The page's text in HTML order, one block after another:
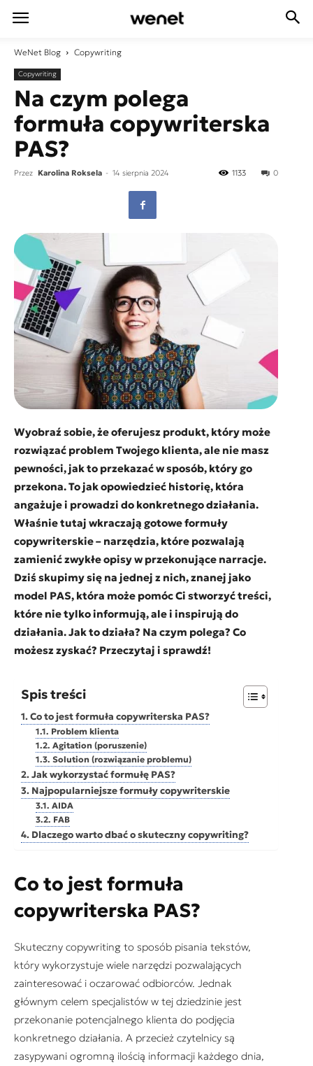
WeNet Blog Copywriting
Copywriting
Na czym polega
formuła copywriterska
PAS?
Przez Karolina Roksela - 14 sierpnia 2024 0
1133
Wyobraź sobie, że oferujesz produkt, który może
rozwiązać problem Twojego klienta, ale nie masz
pewności, jak to przekazać w sposób, który go
przekona. To jak opowiedzieć historię, która
angażuje i prowadzi do konkretnego działania.
Właśnie tutaj wkraczają gotowe formuły
copywriterskie – narzędzia, które pozwalają
zamienić zwykłe opisy w przekonujące narracje.
Dziś skupimy się na jednej z nich, znanej jako
model PAS, która może pomóc Ci stworzyć treści,
które nie tylko informują, ale i inspirują do
działania. Jak to działa? Na czym polega? Co
możesz zyskać? Przeczytaj i sprawdź!
Spis treści
Co to jest formuła copywriterska PAS?
Problem klienta
Agitation (poruszenie)
Solution (rozwiązanie problemu)
Jak wykorzystać formułę PAS?
Najpopularniejsze formuły copywriterskie
AIDA
FAB
Dlaczego warto dbać o skuteczny copywriting?
Co to jest formuła
copywriterska PAS?
Skuteczny copywriting to sposób pisania tekstów,
który wykorzystuje wiele narzędzi pozwalających
zainteresować i oczarować odbiorców. Jednak
głównym celem specjalistów w tej dziedzinie jest
przekonanie potencjalnego klienta do podjęcia
konkretnego działania. A przecież czytelnicy są
zasypywani ogromną ilością informacji każdego dnia,